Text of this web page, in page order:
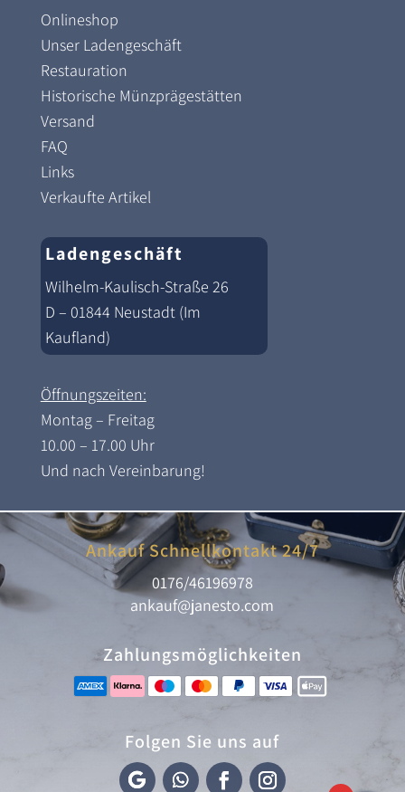
Onlineshop
Unser Ladengeschäft
Restauration
Historische Münzprägestätten
Versand
FAQ
Links
Verkaufte Artikel
Ladengeschäft
Wilhelm-Kaulisch-Straße 26
D – 01844 Neustadt (Im
Kaufland)
Öffnungszeiten:
Montag – Freitag
10.00 – 17.00 Uhr
Und nach Vereinbarung!
Ankauf Schnellkontakt 24/7
0176/46196978
ankauf@janesto.com
Zahlungsmöglichkeiten
Folgen Sie uns auf